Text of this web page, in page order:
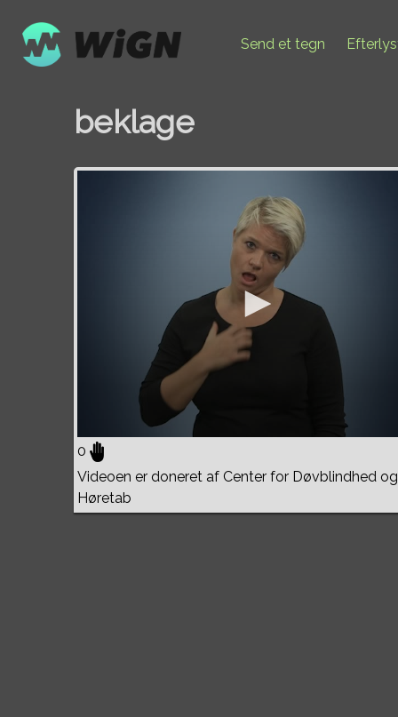
Send et tegn
beklage
0
Videoen er doneret af Center for Døvblindhed og
Høretab